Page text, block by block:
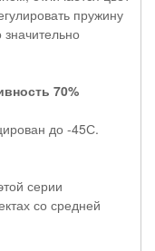
пружину
70%
до -45С.
серии
со средней